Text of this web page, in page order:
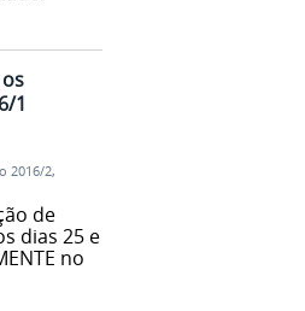
os
1
2016/2,
de
dias 25 e
no